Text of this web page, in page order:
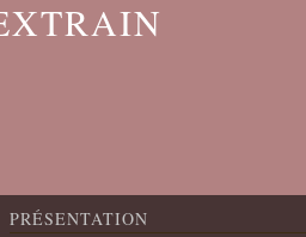
PRÉSENTATION